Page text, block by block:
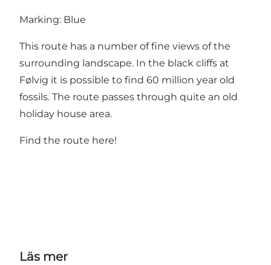
Marking: Blue
This route has a number of fine views of the
surrounding landscape. In the black cliffs at
Følvig it is possible to find 60 million year old
fossils. The route passes through quite an old
holiday house area.
Find the route here!
Läs mer